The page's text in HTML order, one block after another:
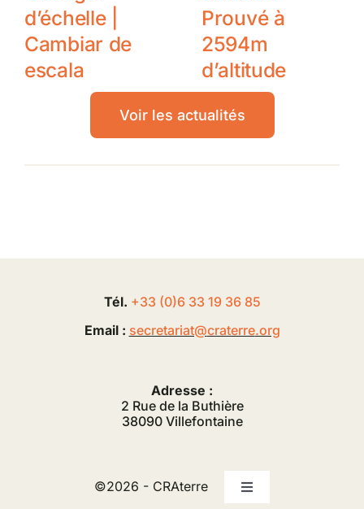
d’échelle |
Cambiar de
escala
Prouvé à
2594m
d’altitude
Voir les actualités
Tél. +33 (0)6 33 19 36 85
Email : secretariat@craterre.org
Adresse :
2 Rue de la Buthière
38090 Villefontaine
©2026 - CRAterre
Toggle